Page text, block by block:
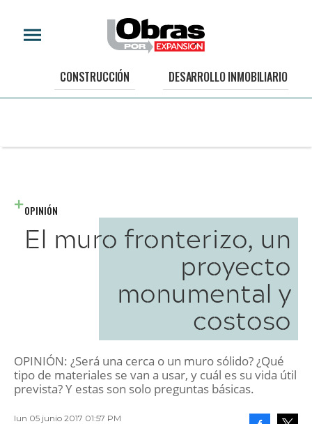
CONSTRUCCIÓN DESARROLLO INMOBILIARIO
OPINIÓN
El muro fronterizo, un
proyecto
monumental y
costoso
OPINIÓN: ¿Será una cerca o un muro sólido? ¿Qué
tipo de materiales se van a usar, y cuál es su vida útil
prevista? Y estas son solo preguntas básicas.
lun 05 junio 2017 01:57 PM